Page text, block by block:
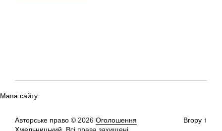
Мапа сайту
Авторське право © 2026 Оголошення
Вгору ↑